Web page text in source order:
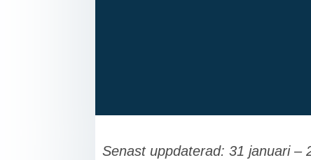
Senast uppdaterad: 31 januari –